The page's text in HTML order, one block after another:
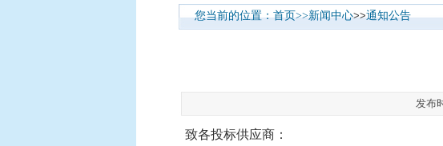
您当前的位置：首页>>新闻中心>>通知公告
发布
致各投标供应商：